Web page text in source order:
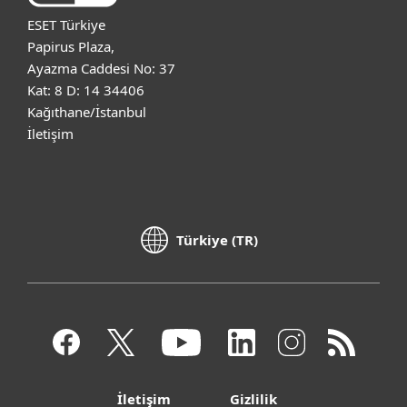
ESET Türkiye
Papirus Plaza,
Ayazma Caddesi No: 37
Kat: 8 D: 14 34406
Kağıthane/İstanbul
İletişim
Türkiye (TR)
İletişim Gizlilik